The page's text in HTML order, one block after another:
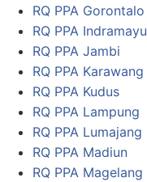
RQ PPA Gorontalo
RQ PPA Indramayu
RQ PPA Jambi
RQ PPA Karawang
RQ PPA Kudus
RQ PPA Lampung
RQ PPA Lumajang
RQ PPA Madiun
RQ PPA Magelang